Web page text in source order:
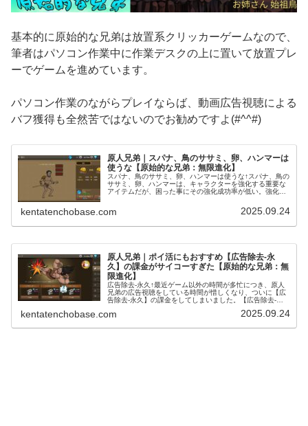
基本的に原始的な兄弟は放置系クリッカーゲームなので、
筆者はパソコン作業中に作業デスクの上に置いて放置プレ
ーでゲームを進めています。
パソコン作業のながらプレイならば、動画広告視聴による
バフ獲得も全然苦ではないのでお勧めですよ(#^^#)
原人兄弟｜スパナ、鳥のササミ、卵、ハンマーは
使うな【原始的な兄弟：無限進化】
スパナ、鳥のササミ、卵、ハンマーは使うな↑スパナ、鳥の
ササミ、卵、ハンマーは、キャラクターを強化する重要な
アイテムだが、困った事にその強化成功率が低い。強化成
kentatenchobase.com 2025.09.24
原人兄弟｜ポイ活にもおすすめ【広告除去-永
久】の課金がサイコーすぎた【原始的な兄弟：無
限進化】
広告除去-永久↑最近ゲーム以外の時間が多忙につき、原人
兄弟の広告視聴をしている時間が惜しくなり、ついに【広
告除去-永久】の課金をしてしまいました。【広告除去-永
のバフや報酬がすべて即座に獲...
kentatenchobase.com 2025.09.24